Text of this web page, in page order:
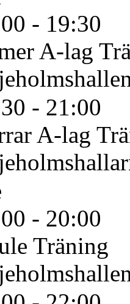
- 19:30
A-lag
- 21:00
A-lag
- 20:00
Träning